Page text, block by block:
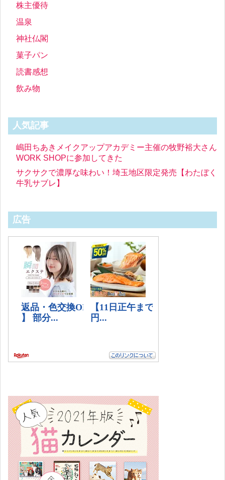
株主優待
温泉
神社仏閣
菓子パン
読書感想
飲み物
人気記事
嶋田ちあきメイクアップアカデミー主催の牧野裕大さん
WORK SHOPに参加してきた
サクサクで濃厚な味わい！埼玉地区限定発売【わたぼく
牛乳サブレ】
広告